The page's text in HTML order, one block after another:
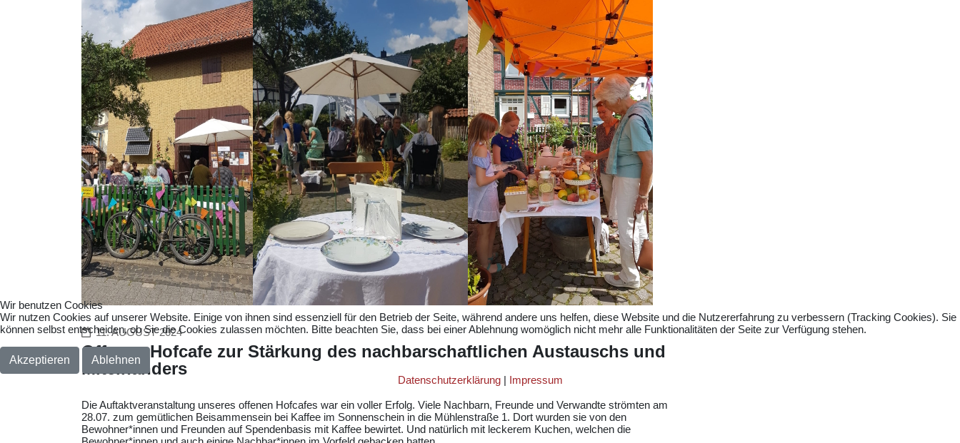
11. AUGUST 2024
Offenes Hofcafe zur Stärkung des nachbarschaftlichen Austauschs und
Miteinanders
Die Auftaktveranstaltung unseres offenen Hofcafes war ein voller Erfolg. Viele Nachbarn, Freunde und Verwandte strömten am
28.07. zum gemütlichen Beisammensein bei Kaffee im Sonnenschein in die Mühlenstraße 1. Dort wurden sie von den
Bewohner*innen und Freunden auf Spendenbasis mit Kaffee bewirtet. Und natürlich mit leckerem Kuchen, welchen die
Wir benutzen Cookies
Wir nutzen Cookies auf unserer Website. Einige von ihnen sind essenziell für den Betrieb der Seite, während andere uns helfen, diese Website und die Nutzererfahrung zu verbessern (Tracking Cookies). Sie
können selbst entscheiden, ob Sie die Cookies zulassen möchten. Bitte beachten Sie, dass bei einer Ablehnung womöglich nicht mehr alle Funktionalitäten der Seite zur Verfügung stehen.
Akzeptieren
Ablehnen
Datenschutzerklärung| Impressum